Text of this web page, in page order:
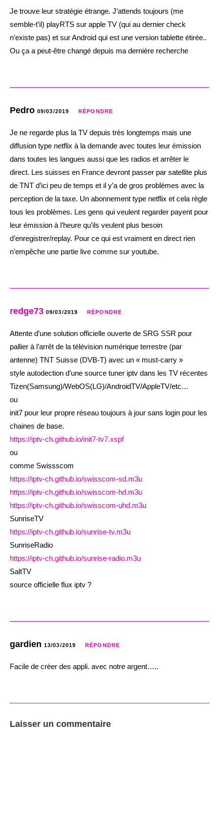
Je trouve leur stratégie étrange. J’attends toujours (me
semble-t’il) playRTS sur apple TV (qui au dernier check
n’existe pas) et sur Android qui est une version tablette étirée..
Ou ça a peut-être changé depuis ma dernière recherche
Pedro 09/03/2019 RÉPONDRE
Je ne regarde plus la TV depuis très longtemps mais une
diffusion type netflix à la demande avec toutes leur émission
dans toutes les langues aussi que les radios et arrêter le
direct. Les suisses en France devront passer par satellite plus
de TNT d’ici peu de temps et il y’a de gros problèmes avec la
perception de la taxe. Un abonnement type netflix et cela règle
tous les problèmes. Les gens qui veulent regarder payent pour
leur émission à l’heure qu’ils veulent plus besoin
d’enregistrer/replay. Pour ce qui est vraiment en direct rien
n’empêche une partie live comme sur youtube.
redge73 09/03/2019 RÉPONDRE
Attente d’une solution officielle ouverte de SRG SSR pour
pallier à l’arrêt de la télévision numérique terrestre (par
antenne) TNT Suisse (DVB-T) avec un « must-carry »
style autodection d’une source tuner iptv dans les TV récentes
Tizen(Samsung)/WebOS(LG)/AndroidTV/AppleTV/etc…
ou
init7 pour leur propre réseau toujours à jour sans login pour les
chaines de base.
https://iptv-ch.github.io/init7-tv7.xspf
ou
comme Swissscom
https://iptv-ch.github.io/swisscom-sd.m3u
https://iptv-ch.github.io/swisscom-hd.m3u
https://iptv-ch.github.io/swisscom-uhd.m3u
SunriseTV
https://iptv-ch.github.io/sunrise-tv.m3u
SunriseRadio
https://iptv-ch.github.io/sunrise-radio.m3u
SaltTV
source officielle flux iptv ?
gardien 13/03/2019 RÉPONDRE
Facile de créer des appli. avec notre argent…..
Laisser un commentaire